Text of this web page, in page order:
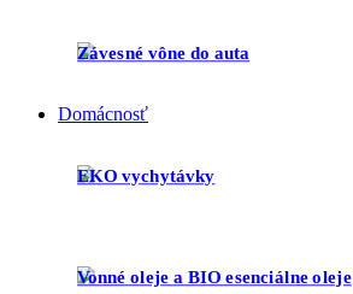
Závesné vône do auta
Domácnosť
EKO vychytávky
Vonné oleje a BIO esenciálne oleje